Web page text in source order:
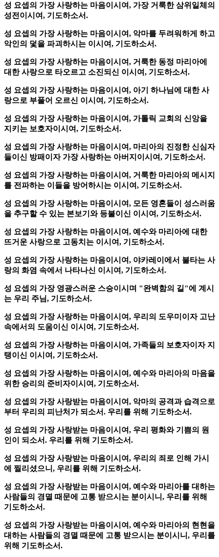
성 요셉의 가장 사랑하는 마음이시여, 가장 거룩한 삼위일체의
성전이시여, 기도하소서.
성 요셉의 가장 사랑하는 마음이시여, 악마를 두려워하게 하고
악인의 덫을 파괴하시는 이시여, 기도하소서.
성 요셉의 가장 사랑하는 마음이시여, 거룩한 동정 마리아에
대한 사랑으로 타오르고 소진되신 이시여, 기도하소서.
성 요셉의 가장 사랑하는 마음이시여, 아기 하나님에 대한 사
랑으로 부풀어 오르신 이시여, 기도하소서.
성 요셉의 가장 사랑하는 마음이시여, 가톨릭 교회의 신앙을
지키는 보호자이시여, 기도하소서.
성 요셉의 가장 사랑하는 마음이시여, 마리아의 진정한 신심자
들이신 방패이자 가장 사랑하는 아버지이시여, 기도하소서.
성 요셉의 가장 사랑하는 마음이시여, 거룩한 마리아의 메시지
를 전파하는 이들을 방어하시는 이시여, 기도하소서.
성 요셉의 가장 사랑하는 마음이시여, 모든 영혼들이 성스러움
을 추구할 수 있는 본보기와 등불이신 이시여, 기도하소서.
성 요셉의 가장 사랑하는 마음이시여, 예수와 마리아에 대한
뜨거운 사랑으로 고동치는 이시여, 기도하소서.
성 요셉의 가장 사랑하는 마음이시여, 야카레이에서 불타는 사
랑의 화염 속에서 나타나신 이시여, 기도하소서.
성 요셉의 가장 영광스러운 스승이시며 "완벽함의 길"에 계시
는 우리 주님, 기도하소서.
성 요셉의 가장 사랑하는 마음이시여, 우리의 도우미이자 고난
속에서의 도움이신 이시여, 기도하소서.
성 요셉의 가장 사랑하는 마음이시여, 가족들의 보호자이자 지
탱이신 이시여, 기도하소서.
성 요셉의 가장 사랑하는 마음이시여, 예수와 마리아의 마음을
위한 승리의 준비자이시여, 기도하소서.
성 요셉의 가장 사랑받는 마음이시여, 악마의 공격과 습격으로
부터 우리의 피난처가 되소서. 우리를 위해 기도하소서.
성 요셉의 가장 사랑받는 마음이시여, 우리 평화와 기쁨의 원
인이 되소서. 우리를 위해 기도하소서.
성 요셉의 가장 사랑받는 마음이시여, 우리의 죄로 인해 가시
에 찔리셨으니, 우리를 위해 기도하소서.
성 요셉의 가장 사랑받는 마음이시여, 예수와 마리아를 대하는
사람들의 경멸 때문에 고통 받으시는 분이시니, 우리를 위해
기도하소서.
성 요셉의 가장 사랑받는 마음이시여, 예수와 마리아의 현현을
대하는 사람들의 경멸 때문에 고통 받으시는 분이시니, 우리를
위해 기도하소서.